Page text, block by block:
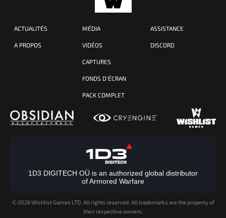
ACTUALITÉS
A PROPOS
MÉDIA
VIDÉOS
CAPTURES
FONDS D'ÉCRAN
PACK COMPLET
ASSISTANCE
DISCORD
1D3 DIGITECH OÜ is an authorized global distributor
of Armored Warfare
© 2026 Wishlist Games LTD. All rights reserved. All trademarks are the property of
their respective owners.